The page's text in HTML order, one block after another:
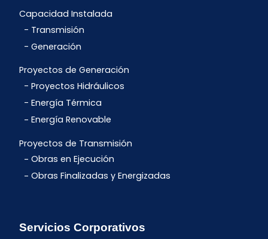
Capacidad Instalada
Transmisión
Generación
Proyectos de Generación
Proyectos Hidráulicos
Energía Térmica
Energía Renovable
Proyectos de Transmisión
Obras en Ejecución
Obras Finalizadas y Energizadas
Servicios Corporativos